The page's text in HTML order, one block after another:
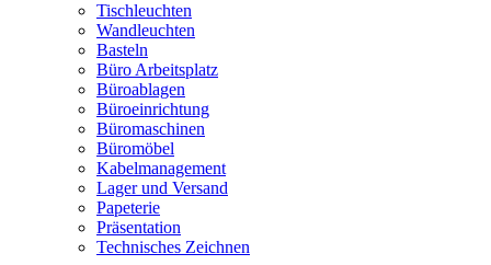
Tischleuchten
Wandleuchten
Basteln
Büro Arbeitsplatz
Büroablagen
Büroeinrichtung
Büromaschinen
Büromöbel
Kabelmanagement
Lager und Versand
Papeterie
Präsentation
Technisches Zeichnen